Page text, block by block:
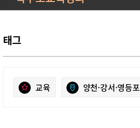
태그
교육 양천·강서·영등포